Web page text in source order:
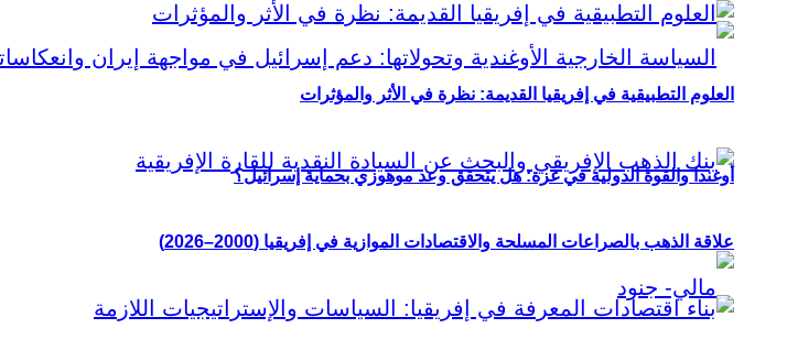
أوغندا والقوة الدولية في غزة: هل يتحقق وعد موهوزي بحماية إسرائيل؟
العلوم التطبيقية في إفريقيا القديمة: نظرة في الأثر والمؤثرات
علاقة الذهب بالصراعات المسلحة والاقتصادات الموازية في إفريقيا (2000–2026)